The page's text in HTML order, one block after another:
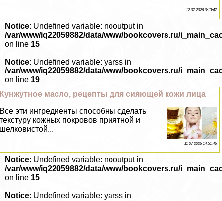
12 07 2026 0:13:47
Notice: Undefined variable: nooutput in
/var/www/iq22059882/data/www/bookcovers.ru/
on line 15
Notice: Undefined variable: yarss in
/var/www/iq22059882/data/www/bookcovers.ru/
on line 19
Кунжутное масло, рецепты для сияющей кожи лица
Все эти ингредиенты способны сделать
текстуру кожных покровов приятной и
шелковистой...
11 07 2026 14:51:46
Notice: Undefined variable: nooutput in
/var/www/iq22059882/data/www/bookcovers.ru/
on line 15
Notice: Undefined variable: yarss in